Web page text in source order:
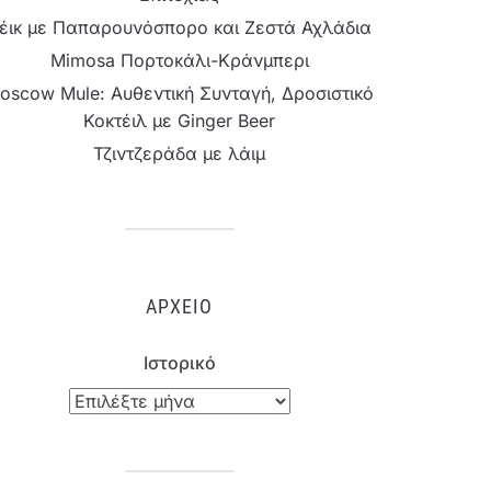
με Παπαρουνόσπορο και Ζεστά Αχλάδια
Mimosa Πορτοκάλι-Κράνμπερι
Mule: Αυθεντική Συνταγή, Δροσιστικό
Κοκτέιλ με Ginger Beer
Τζιντζεράδα με λάιμ
ΑΡΧΕΊΟ
Ιστορικό